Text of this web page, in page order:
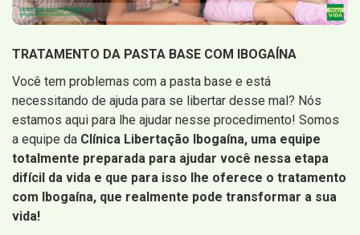
TRATAMENTO DA PASTA BASE COM IBOGAÍNA
Você tem problemas com a pasta base e está
necessitando de ajuda para se libertar desse mal? Nós
estamos aqui para lhe ajudar nesse procedimento! Somos
a equipe da Clínica Libertação Ibogaína, uma equipe
totalmente preparada para ajudar você nessa etapa
difícil da vida e que para isso lhe oferece o tratamento
com Ibogaína, que realmente pode transformar a sua
vida!